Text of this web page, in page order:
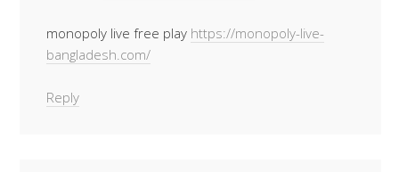
monopoly live free play https://monopoly-live-
bangladesh.com/
Reply